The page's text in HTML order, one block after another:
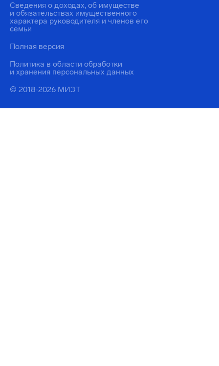
© 2018-2026 МИЭТ
Политика в области обработки
и хранения персональных данных
Сведения о доходах, об имуществе
и обязательствах имущественного
характера руководителя и членов его
семьи
Полная версия